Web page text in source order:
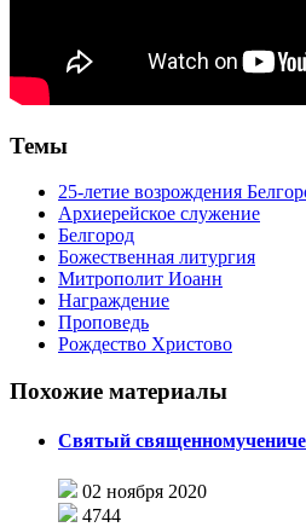
Темы
25-летие возрождения
Архиерейское служение
Белгород
Божественная литургия
Митрополит Иоанн
Награждение
Проповедь
Рождество Христово
Похожие материалы
Святый
02 ноября 2020
4744